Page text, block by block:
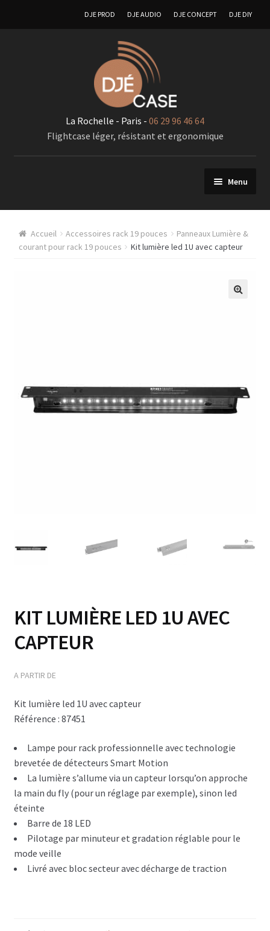
DJE PROD DJE AUDIO DJE CONCEPT DJE DIY
La Rochelle - Paris - 06 29 96 46 64
Flightcase léger, résistant et ergonomique
Menu
FlIghtcases sur mesure
A – Generalité « Flightcases sur mesures »
Flightcases Instruments musique
Disque CD & vinyls
Atelier & Servante
Flightcases gros outils ex: Perceuse colonne
Flightcases Terminal de paiement
Flightcases pour Modélisme et Drône
Valises flightcases
Spécial valises outillage, Tools box
Flightcase type Baggage à main
Flightcase type diable
Flightcase Insonorisé
Accueil Accessoires rack 19 pouces
Panneaux Lumière &
courant pour rack 19 pouces
Kit lumière led 1U avec capteur
KIT LUMIÈRE LED 1U AVEC
CAPTEUR
Kit lumière led 1U avec capteur
Référence : 87451
Lampe pour rack professionnelle avec technologie
brevetée de détecteurs Smart Motion
La lumière s’allume via un capteur lorsqu’on approche
la main du fly (pour un réglage par exemple), sinon led
éteinte
Barre de 18 LED
Pilotage par minuteur et gradation réglable pour le
mode veille
Livré avec bloc secteur avec décharge de traction